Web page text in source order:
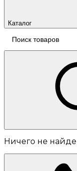
Каталог
Ничего не